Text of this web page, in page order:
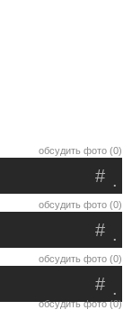
обсудить фото (0)
.
#
обсудить фото (0)
.
#
обсудить фото (0)
.
#
обсудить фото (0)